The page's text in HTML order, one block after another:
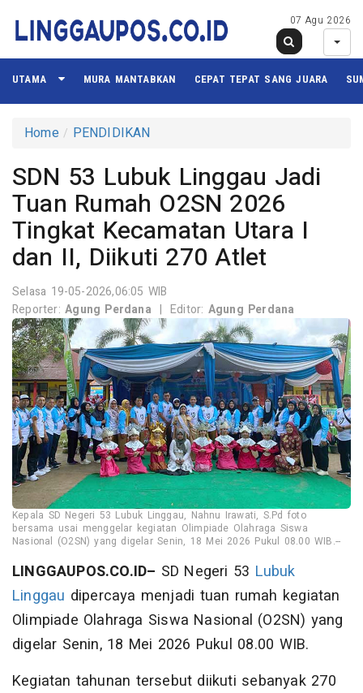
07 Agu 2026
UTAMA MURA MANTABKAN CEPAT TEPAT SANG JUARA
Home PENDIDIKAN
SDN 53 Lubuk Linggau Jadi
Tuan Rumah O2SN 2026
Tingkat Kecamatan Utara I
dan II, Diikuti 270 Atlet
Selasa 19-05-2026,06:05 WIB
Reporter:Agung Perdana | Editor: Agung Perdana
Kepala SD Negeri 53 Lubuk Linggau, Nahnu Irawati, S.Pd foto
bersama usai menggelar kegiatan Olimpiade Olahraga Siswa
Nasional (O2SN) yang digelar Senin, 18 Mei 2026 Pukul 08.00 WIB.--
LINGGAUPOS.CO.ID– SD Negeri 53 Lubuk
Linggau dipercaya menjadi tuan rumah kegiatan
Olimpiade Olahraga Siswa Nasional (O2SN) yang
digelar Senin, 18 Mei 2026 Pukul 08.00 WIB.
Kegiatan tahunan tersebut diikuti sebanyak 270